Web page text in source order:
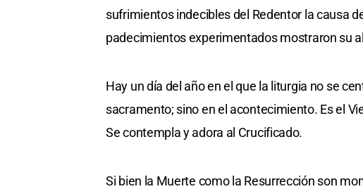
sufrimientos indecibles del Redentor la causa
padecimientos experimentados mostraron su
Hay un día del año en el que la liturgia no se
sacramento; sino en el acontecimiento. Es el
Se contempla y adora al Crucificado.
Si bien la Muerte como la Resurrección son